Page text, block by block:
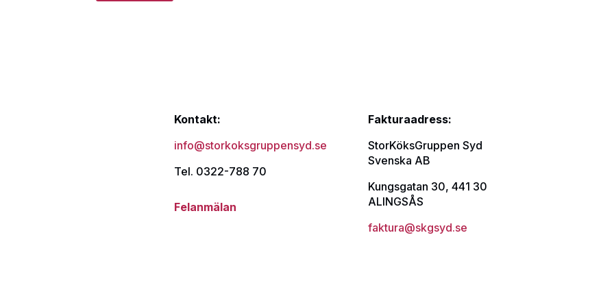
Kontakt:
info@storkoksgruppensyd.se
Tel. 0322-788 70
Felanmälan
Fakturaadress:
StorKöksGruppen Syd
Svenska AB
Kungsgatan 30, 441 30
ALINGSÅS
faktura@skgsyd.se